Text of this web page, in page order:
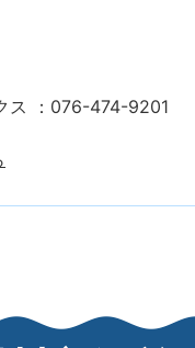
ス ：076-474-9201